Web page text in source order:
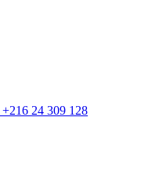
+216 24 309 128